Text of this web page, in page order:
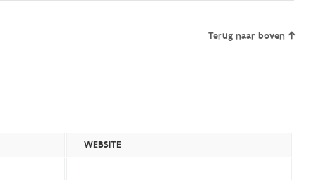
Terug naar boven
WEBSITE